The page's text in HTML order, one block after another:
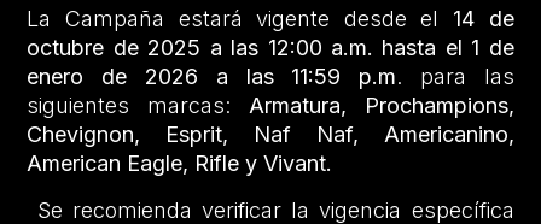
La Campaña estará vigente desde el
14 de
octubre de 2025 a las 12:00 a.m. hasta el 1 de
enero de 2026 a las 11:59 p.m. para las
siguientes marcas: Armatura, Prochampions,
Chevignon, Esprit, Naf Naf, Americanino,
American Eagle, Rifle y Vivant.
Se recomienda verificar la vigencia específica